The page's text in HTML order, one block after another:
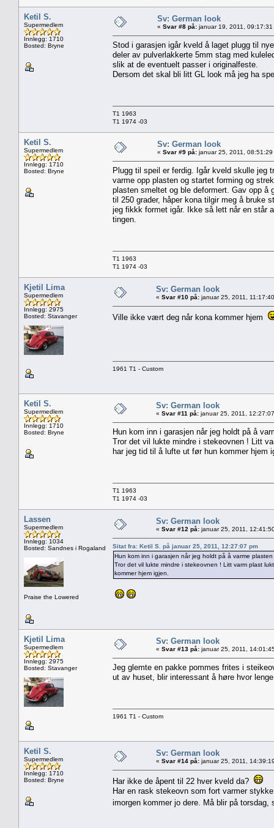
Ketil S.
Supermedlem
Innlegg: 1710
Bosted: Bryne
Sv: German look
« Svar #8 på: januar 19, 2011, 09:17:31
Stod i garasjen igår kveld å laget plugg til
deler av pulverlakkerte 5mm stag med
slik at de eventuelt passer i originalfeste.
Dersom det skal bli litt GL look må jeg ha
T1 1963
T1 1974 -03
Ketil S.
Supermedlem
Innlegg: 1710
Bosted: Bryne
Sv: German look
« Svar #9 på: januar 25, 2011, 08:51:29
Plugg til speil er ferdig. Igår kveld skulle jeg
varme opp plasten og startet forming og
plasten smeltet og ble deformert. Gav opp å
til 250 grader, håper kona tilgir meg å bruke
jeg fikkk formet igår. Ikke så lett når en står
tingen.
T1 1963
T1 1974 -03
Kjetil Lima
Supermedlem
Innlegg: 2975
Bosted: Stavanger
Sv: German look
« Svar #10 på: januar 25, 2011,
Ville ikke vært deg når kona kommer hjem
1961 T1 - Custom
Ketil S.
Supermedlem
Innlegg: 1710
Bosted: Bryne
Sv: German look
« Svar #11 på: januar 25, 2011,
Hun kom inn i garasjen når jeg holdt på å
Tror det vil lukte mindre i stekeovnen ! Litt
har jeg tid til å lufte ut før hun kommer hjem
T1 1963
T1 1974 -03
Lassen
Supermedlem
Innlegg: 1034
Bosted: Sandnes i Rogaland
Praise the Lowered
Sv: German look
« Svar #12 på: januar 25, 2011,
Sitat fra: Ketil S. på januar 25, 2011, 12:27:07 pm
Hun kom inn i garasjen når jeg holdt på å varme
Tror det vil lukte mindre i stekeovnen ! Litt varm plast
kommer hjem igjen.
Kjetil Lima
Supermedlem
Innlegg: 2975
Bosted: Stavanger
Sv: German look
« Svar #13 på: januar 25, 2011,
Jeg glemte en pakke pommes frites i
ut av huset, blir interessant å høre hvor
1961 T1 - Custom
Ketil S.
Supermedlem
Innlegg: 1710
Bosted: Bryne
Sv: German look
« Svar #14 på: januar 25, 2011,
Har ikke de åpent til 22 hver kveld da?
Har en rask stekeovn som fort varmer
imorgen kommer jo dere. Må blir på